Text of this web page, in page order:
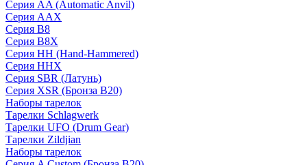
Серия AA (Automatic Anvil)
Серия AAX
Серия B8
Серия B8X
Серия HH (Hand-Hammered)
Серия HHX
Серия SBR (Латунь)
Серия XSR (Бронза B20)
Наборы тарелок
Тарелки Schlagwerk
Тарелки UFO (Drum Gear)
Тарелки Zildjian
Наборы тарелок